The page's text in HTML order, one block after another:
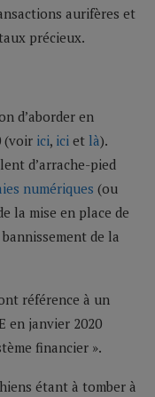
aurifères et
précieux.
d’aborder en
(voir ici, ici et là).
d’arrache-pied
numériques (ou
la mise en place de
de la
référence à un
en janvier 2020
financier ».
étant à tomber à